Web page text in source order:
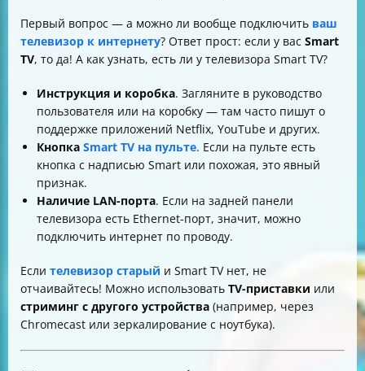
Первый вопрос — а можно ли вообще подключить ваш
телевизор к интернету? Ответ прост: если у вас Smart
TV, то да! А как узнать, есть ли у телевизора Smart TV?
Инструкция и коробка. Загляните в руководство
пользователя или на коробку — там часто пишут о
поддержке приложений Netflix, YouTube и других.
Кнопка Smart TV на пульте. Если на пульте есть
кнопка с надписью Smart или похожая, это явный
признак.
Наличие LAN-порта. Если на задней панели
телевизора есть Ethernet-порт, значит, можно
подключить интернет по проводу.
Если телевизор старый и Smart TV нет, не
отчаивайтесь! Можно использовать TV-приставки или
стриминг с другого устройства (например, через
Chromecast или зеркалирование с ноутбука).